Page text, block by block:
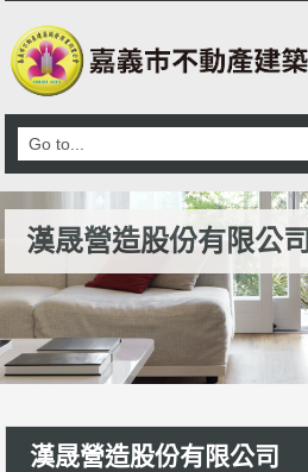
漢晟營造股份有限公司
漢晟營造股份有限公司